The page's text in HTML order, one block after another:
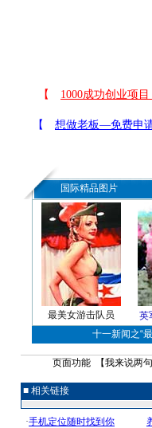
国际精品图片
最美女游击队员 英
十一新闻之“
页面功能 【我来说两句
■ 相关链接